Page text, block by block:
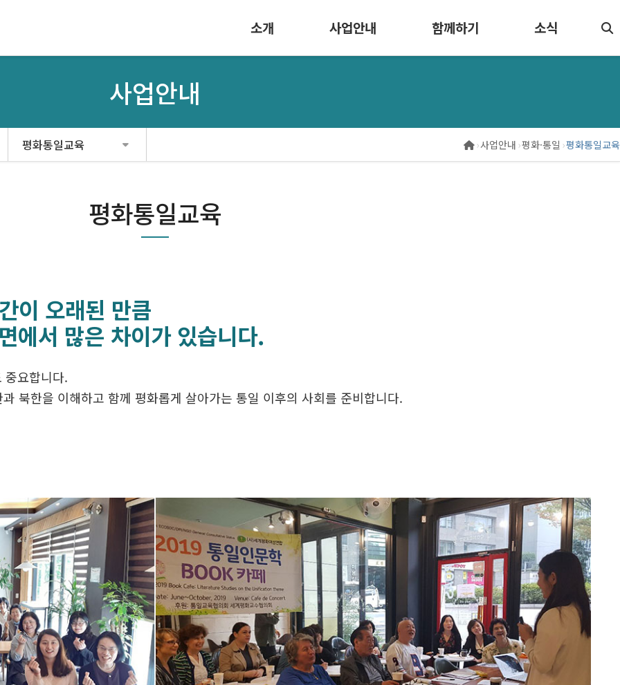
소개 사업안내 함께하기 소식
사업안내
평화통일교육 ›사업안내 ›평화·통일 ›평화통일교육
평화통일교육
이 오래된 만큼
에서 많은 차이가 있습니다.
중요합니다.
북한을 이해하고 함께 평화롭게 살아가는 통일 이후의 사회를 준비합니다.